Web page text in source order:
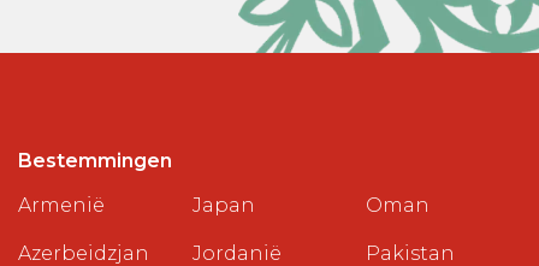
Bestemmingen
Armenië
Azerbeidzjan
Japan
Jordanië
Oman
Pakistan